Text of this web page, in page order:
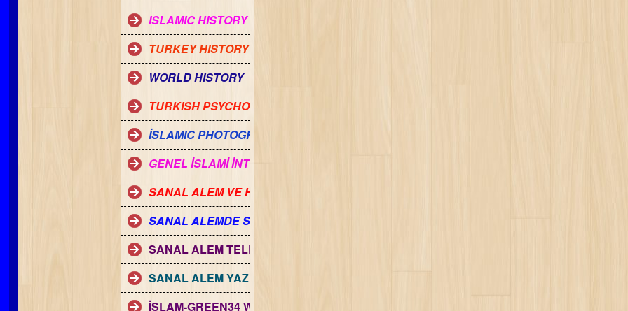
ISLAMIC HISTORY
TURKEY HISTORY
WORLD HISTORY
TURKISH PSYCHOLOGY DICTIONARY
İSLAMIC PHOTOGRAPH GALERY
GENEL İSLAMİ İNTERNET SİTELERİ
SANAL ALEM VE HARAM
SANAL ALEMDE SOHBET KURALLARIYLA İLGİLİ ___BİR TARTIŞMA
SANAL ALEM TELEFON BAĞLANTISI VE HARAM
SANAL ALEM YAZILARI ONE
İSLAM-GREEN34 WEBCHAT PANELİ KAPATILDI